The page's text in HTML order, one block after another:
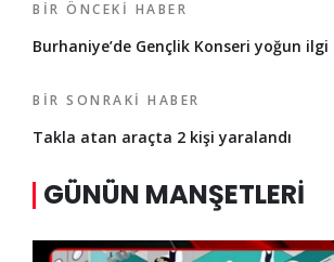
BIR ÖNCEKI HABER
Burhaniye’de Gençlik Konseri yoğun
BIR SONRAKI HABER
Takla atan araçta 2 kişi yaralandı
GÜNÜN MANŞETLERI